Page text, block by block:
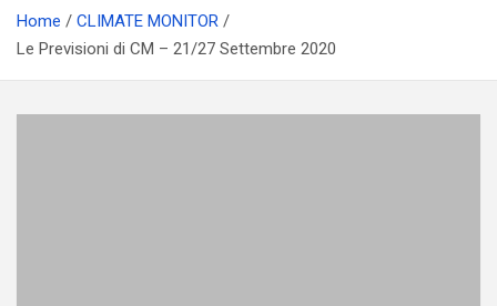
Home
CLIMATE MONITOR
Le Previsioni di CM – 21/27 Settembre 2020